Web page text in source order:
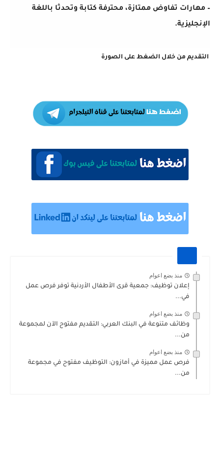
– مهارات تفاوض ممتازة، محترفة كتابة وتحدثا باللغة
الإنجليزية.
التقديم من خلال الضغط على الصورة
منذ بضع اعوام
إعلان توظيف: جمعية قرى الأطفال الأردنية توفر فرص عمل
في...
منذ بضع اعوام
وظائف متنوعة في البنك العربي: التقديم مفتوح الآن لمجموعة
من...
منذ بضع اعوام
فرص عمل مميزة في أمازون: التوظيف مفتوح في مجموعة
من...